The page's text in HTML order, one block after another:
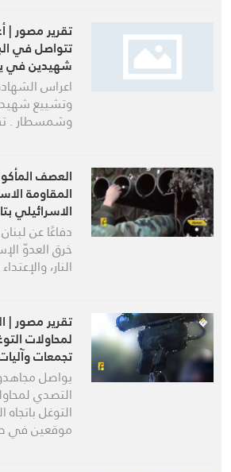
تقرير مصور |
تتواصل في
شهيدين في
اعراس
وتشييع
وشمسطار .
العصف
المقاومة
الاسرائيلي
دفاعًا عن
خرق العدوّ
النار،
تقرير مصور |
لمحاولات
تجمعات
يواصل
التصدي
التوغل باتجاه
موقعين في